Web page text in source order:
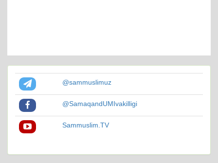
@sammuslimuz
@SamaqandUMIvakilligi
Sammuslim.TV